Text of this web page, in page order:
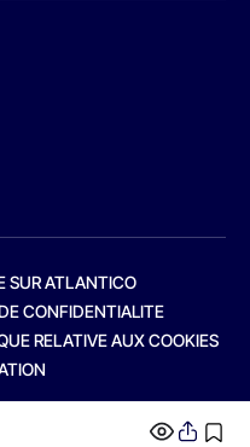
SUR ATLANTICO
CONFIDENTIALITE
RELATIVE AUX COOKIES